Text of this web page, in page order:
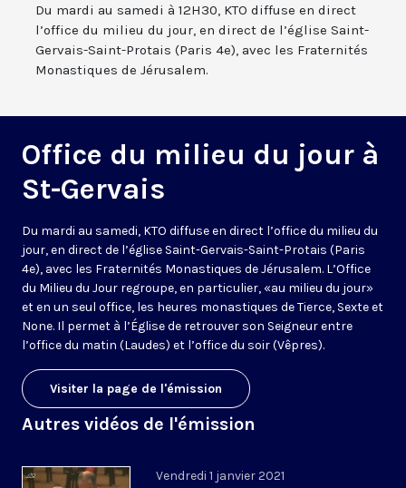
Du mardi au samedi à 12H30, KTO diffuse en direct
l’office du milieu du jour, en direct de l’église Saint-
Gervais-Saint-Protais (Paris 4e), avec les Fraternités
Monastiques de Jérusalem.
Office du milieu du jour à
St-Gervais
Du mardi au samedi, KTO diffuse en direct l’office du milieu du
jour, en direct de l’église Saint-Gervais-Saint-Protais (Paris
4e), avec les Fraternités Monastiques de Jérusalem. L’Office
du Milieu du Jour regroupe, en particulier, «au milieu du jour»
et en un seul office, les heures monastiques de Tierce, Sexte et
None. Il permet à l’Église de retrouver son Seigneur entre
l’office du matin (Laudes) et l’office du soir (Vêpres).
Visiter la page de l'émission
Autres vidéos de l'émission
Vendredi 1 janvier 2021